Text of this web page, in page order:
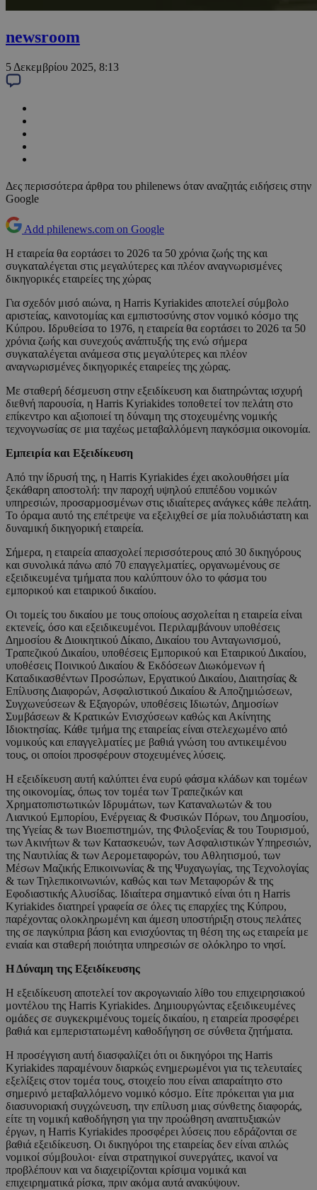
newsroom
5 Δεκεμβρίου 2025, 8:13
Δες περισσότερα άρθρα του philenews όταν αναζητάς ειδήσεις στην
Google
Add philenews.com on Google
Η εταιρεία θα εορτάσει το 2026 τα 50 χρόνια ζωής της και
συγκαταλέγεται στις μεγαλύτερες και πλέον αναγνωρισμένες
δικηγορικές εταιρείες της χώρας
Για σχεδόν μισό αιώνα, η Harris Kyriakides αποτελεί σύμβολο
αριστείας, καινοτομίας και εμπιστοσύνης στον νομικό κόσμο της
Κύπρου. Ιδρυθείσα το 1976, η εταιρεία θα εορτάσει το 2026 τα 50
χρόνια ζωής και συνεχούς ανάπτυξής της ενώ σήμερα
συγκαταλέγεται ανάμεσα στις μεγαλύτερες και πλέον
αναγνωρισμένες δικηγορικές εταιρείες της χώρας.
Με σταθερή δέσμευση στην εξειδίκευση και διατηρώντας ισχυρή
διεθνή παρουσία, η Harris Kyriakides τοποθετεί τον πελάτη στο
επίκεντρο και αξιοποιεί τη δύναμη της στοχευμένης νομικής
τεχνογνωσίας σε μια ταχέως μεταβαλλόμενη παγκόσμια οικονομία.
Εμπειρία και Εξειδίκευση
Από την ίδρυσή της, η Harris Kyriakides έχει ακολουθήσει μία
ξεκάθαρη αποστολή: την παροχή υψηλού επιπέδου νομικών
υπηρεσιών, προσαρμοσμένων στις ιδιαίτερες ανάγκες κάθε πελάτη.
Το όραμα αυτό της επέτρεψε να εξελιχθεί σε μία πολυδιάστατη και
δυναμική δικηγορική εταιρεία.
Σήμερα, η εταιρεία απασχολεί περισσότερους από 30 δικηγόρους
και συνολικά πάνω από 70 επαγγελματίες, οργανωμένους σε
εξειδικευμένα τμήματα που καλύπτουν όλο το φάσμα του
εμπορικού και εταιρικού δικαίου.
Οι τομείς του δικαίου με τους οποίους ασχολείται η εταιρεία είναι
εκτενείς, όσο και εξειδικευμένοι. Περιλαμβάνουν υποθέσεις
Δημοσίου & Διοικητικού Δίκαιο, Δικαίου του Ανταγωνισμού,
Τραπεζικού Δικαίου, υποθέσεις Εμπορικού και Εταιρικού Δικαίου,
υποθέσεις Ποινικού Δικαίου & Εκδόσεων Διωκόμενων ή
Καταδικασθέντων Προσώπων, Εργατικού Δικαίου, Διαιτησίας &
Επίλυσης Διαφορών, Ασφαλιστικού Δικαίου & Αποζημιώσεων,
Συγχωνεύσεων & Εξαγορών, υποθέσεις Ιδιωτών, Δημοσίων
Συμβάσεων & Κρατικών Ενισχύσεων καθώς και Ακίνητης
Ιδιοκτησίας. Κάθε τμήμα της εταιρείας είναι στελεχωμένο από
νομικούς και επαγγελματίες με βαθιά γνώση του αντικειμένου
τους, οι οποίοι προσφέρουν στοχευμένες λύσεις.
Η εξειδίκευση αυτή καλύπτει ένα ευρύ φάσμα κλάδων και τομέων
της οικονομίας, όπως τον τομέα των Τραπεζικών και
Χρηματοπιστωτικών Ιδρυμάτων, των Καταναλωτών & του
Λιανικού Εμπορίου, Ενέργειας & Φυσικών Πόρων, του Δημοσίου,
της Υγείας & των Βιοεπιστημών, της Φιλοξενίας & του Τουρισμού,
των Ακινήτων & των Κατασκευών, των Ασφαλιστικών Υπηρεσιών,
της Ναυτιλίας & των Αερομεταφορών, του Αθλητισμού, των
Μέσων Μαζικής Επικοινωνίας & της Ψυχαγωγίας, της Τεχνολογίας
& των Τηλεπικοινωνιών, καθώς και των Μεταφορών & της
Εφοδιαστικής Αλυσίδας. Ιδιαίτερα σημαντικό είναι ότι η Harris
Kyriakides διατηρεί γραφεία σε όλες τις επαρχίες της Κύπρου,
παρέχοντας ολοκληρωμένη και άμεση υποστήριξη στους πελάτες
της σε παγκύπρια βάση και ενισχύοντας τη θέση της ως εταιρεία με
ενιαία και σταθερή ποιότητα υπηρεσιών σε ολόκληρο το νησί.
Η Δύναμη της Εξειδίκευσης
Η εξειδίκευση αποτελεί τον ακρογωνιαίο λίθο του επιχειρησιακού
μοντέλου της Harris Kyriakides. Δημιουργώντας εξειδικευμένες
ομάδες σε συγκεκριμένους τομείς δικαίου, η εταιρεία προσφέρει
βαθιά και εμπεριστατωμένη καθοδήγηση σε σύνθετα ζητήματα.
Η προσέγγιση αυτή διασφαλίζει ότι οι δικηγόροι της Harris
Kyriakides παραμένουν διαρκώς ενημερωμένοι για τις τελευταίες
εξελίξεις στον τομέα τους, στοιχείο που είναι απαραίτητο στο
σημερινό μεταβαλλόμενο νομικό κόσμο. Είτε πρόκειται για μια
διασυνοριακή συγχώνευση, την επίλυση μιας σύνθετης διαφοράς,
είτε τη νομική καθοδήγηση για την προώθηση αναπτυξιακών
έργων, η Harris Kyriakides προσφέρει λύσεις που εδράζονται σε
βαθιά εξειδίκευση. Οι δικηγόροι της εταιρείας δεν είναι απλώς
νομικοί σύμβουλοι· είναι στρατηγικοί συνεργάτες, ικανοί να
προβλέπουν και να διαχειρίζονται κρίσιμα νομικά και
επιχειρηματικά ρίσκα, πριν ακόμα αυτά ανακύψουν.